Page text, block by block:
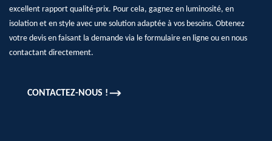
excellent rapport qualité-prix. Pour cela, gagnez en luminosité, en
isolation et en style avec une solution adaptée à vos besoins. Obtenez
votre devis en faisant la demande via le formulaire en ligne ou en nous
contactant directement.
CONTACTEZ-NOUS !